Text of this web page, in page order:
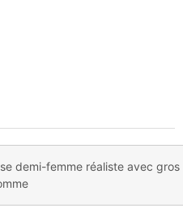
demi-femme réaliste avec